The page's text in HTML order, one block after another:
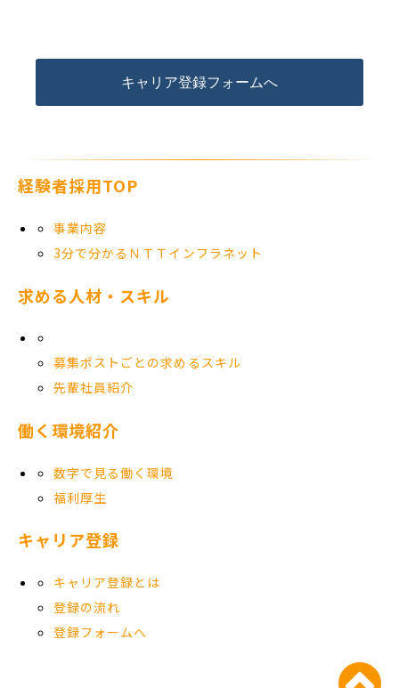
キャリア登録フォームへ
経験者採用TOP
事業内容
3分で分かるＮＴＴインフラネット
求める人材・スキル
募集ポストごとの求めるスキル
先輩社員紹介
働く環境紹介
数字で見る働く環境
福利厚生
キャリア登録
キャリア登録とは
登録の流れ
登録フォームへ